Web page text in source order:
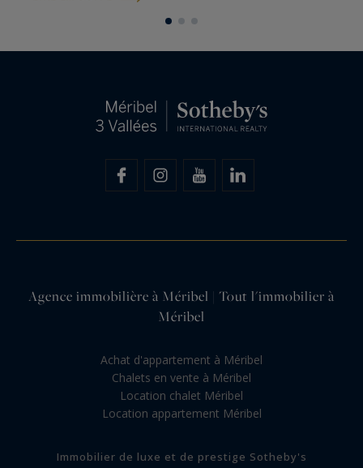
Agence immobilière à Méribel | Tout l'immobilier à
Méribel
Achat d'appartement à Méribel
Chalets en vente à Méribel
Location chalet Méribel
Location appartement Méribel
Immobilier de luxe et de prestige Sotheby's